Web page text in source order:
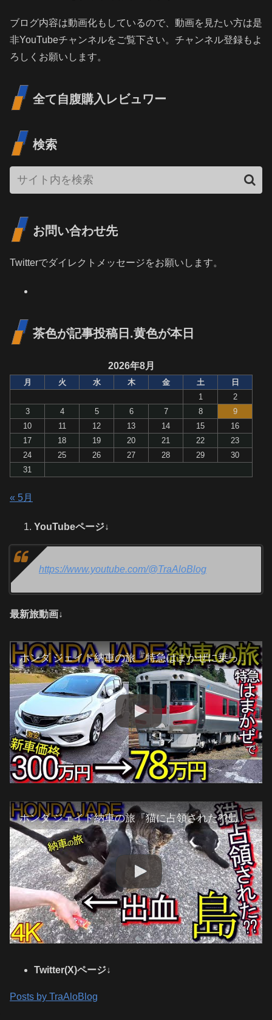
ブログ内容は動画化もしているので、動画を見たい方は是
非YouTubeチャンネルをご覧下さい。チャンネル登録もよ
ろしくお願いします。
全て自腹購入レビュワー
検索
お問い合わせ先
Twitterでダイレクトメッセージをお願いします。
茶色が記事投稿日.黄色が本日
2026年8月
月 火 水 木 金 土
日
1
2
3
4 5 6 7 8
9
10
11 12 13 14 15
16
17
18 19 20 21 22
23
24
25 26 27 28 29
30
31
« 5月
YouTubeページ↓
https://www.youtube.com/@TraAloBlog
最新旅動画↓
ホンダ ジェイド納車の旅『特急はまかぜに乗って』大都会 姫路 岡山編(1日目-1)#1 (HONDA JADE)生野町→福崎町→姫路市→相生市→岡山市
ホンダ ジェイド納車の旅『猫に占領された??島』香川県佐柳島(1日目-2)#2 岡山市→児島→瀬戸大橋→香川県坂出市→多度津町(HONDA JADE)
Twitter(X)ページ↓
Posts by TraAloBlog